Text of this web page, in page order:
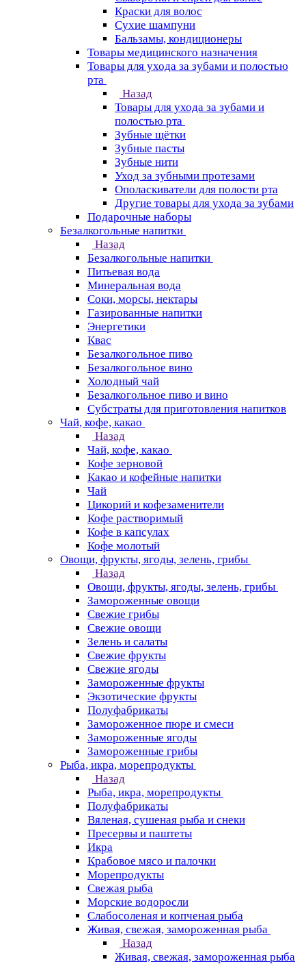
Краски для волос
Сухие шампуни
Бальзамы, кондиционеры
Товары медицинского назначения
Товары для ухода за зубами и полостью
рта
Назад
Товары для ухода за зубами и
полостью рта
Зубные щётки
Зубные пасты
Зубные нити
Уход за зубными протезами
Ополаскиватели для полости рта
Другие товары для ухода за зубами
Подарочные наборы
Безалкогольные напитки
Назад
Безалкогольные напитки
Питьевая вода
Минеральная вода
Соки, морсы, нектары
Газированные напитки
Энергетики
Квас
Безалкогольное пиво
Безалкогольное вино
Холодный чай
Безалкогольное пиво и вино
Субстраты для приготовления напитков
Чай, кофе, какао
Назад
Чай, кофе, какао
Кофе зерновой
Какао и кофейные напитки
Чай
Цикорий и кофезаменители
Кофе растворимый
Кофе в капсулах
Кофе молотый
Овощи, фрукты, ягоды, зелень, грибы
Назад
Овощи, фрукты, ягоды, зелень, грибы
Замороженные овощи
Свежие грибы
Свежие овощи
Зелень и салаты
Свежие фрукты
Свежие ягоды
Замороженные фрукты
Экзотические фрукты
Полуфабрикаты
Замороженное пюре и смеси
Замороженные ягоды
Замороженные грибы
Рыба, икра, морепродукты
Назад
Рыба, икра, морепродукты
Полуфабрикаты
Вяленая, сушеная рыба и снеки
Пресервы и паштеты
Икра
Крабовое мясо и палочки
Морепродукты
Свежая рыба
Морские водоросли
Слабосоленая и копченая рыба
Живая, свежая, замороженная рыба
Назад
Живая, свежая, замороженная рыба